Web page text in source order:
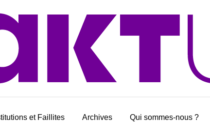
et Faillites Archives Qui sommes-nous ?